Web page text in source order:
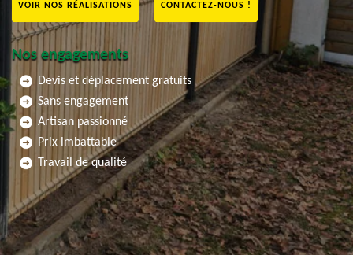
VOIR NOS RÉALISATIONS CONTACTEZ-NOUS !
Nos engagements
Devis et déplacement gratuits
Sans engagement
Artisan passionné
Prix imbattable
Travail de qualité